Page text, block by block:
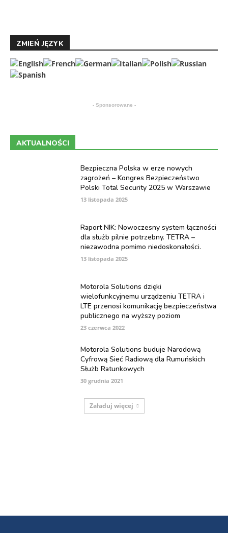
ZMIEŃ JĘZYK
- Sponsorowane -
AKTUALNOŚCI
Bezpieczna Polska w erze nowych
zagrożeń – Kongres Bezpieczeństwo
Polski Total Security 2025 w Warszawie
13 listopada 2025
Raport NIK: Nowoczesny system łączności
dla służb pilnie potrzebny. TETRA –
niezawodna pomimo niedoskonałości.
13 listopada 2025
Motorola Solutions dzięki
wielofunkcyjnemu urządzeniu TETRA i
LTE przenosi komunikację bezpieczeństwa
publicznego na wyższy poziom
23 czerwca 2022
Motorola Solutions buduje Narodową
Cyfrową Sieć Radiową dla Rumuńskich
Służb Ratunkowych
30 grudnia 2021
Załaduj więcej